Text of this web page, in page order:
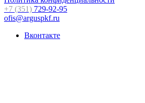
+7 (351) 729-92-95
ofis@arguspkf.ru
Вконтакте